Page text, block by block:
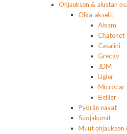
Ohjauksen & alustan
Olka-akselit
Aixam
Chatenet
Casalini
Grecav
JDM
Ligier
Microcar
Bellier
Pyörän navat
Suojakumit
Muut ohjauksen